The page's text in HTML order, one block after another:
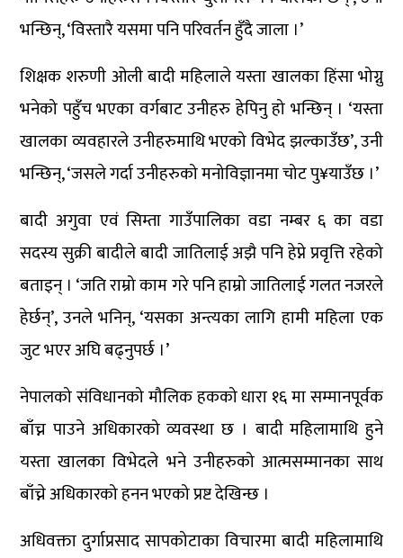
भन्छिन्, ‘विस्तारै यसमा पनि परिवर्तन हुँदै जाला ।’
शिक्षक शरुणी ओली बादी महिलाले यस्ता खालका हिंसा भोग्नु
भनेको पहुँच भएका वर्गबाट उनीहरु हेपिनु हो भन्छिन् । ‘यस्ता
खालका व्यवहारले उनीहरुमाथि भएको विभेद झल्काउँछ’, उनी
भन्छिन्, ‘जसले गर्दा उनीहरुको मनोविज्ञानमा चोट पु¥याउँछ ।’
बादी अगुवा एवं सिम्ता गाउँपालिका वडा नम्बर ६ का वडा
सदस्य सुक्री बादीले बादी जातिलाई अझै पनि हेप्ने प्रवृत्ति रहेको
बताइन् । ‘जति राम्रो काम गरे पनि हाम्रो जातिलाई गलत नजरले
हेर्छन्’, उनले भनिन्, ‘यसका अन्त्यका लागि हामी महिला एक
जुट भएर अघि बढ्नुपर्छ ।’
नेपालको संविधानको मौलिक हकको धारा १६ मा सम्मानपूर्वक
बाँच्न पाउने अधिकारको व्यवस्था छ । बादी महिलामाथि हुने
यस्ता खालका विभेदले भने उनीहरुको आत्मसम्मानका साथ
बाँच्ने अधिकारको हनन भएको प्रष्ट देखिन्छ ।
अधिवक्ता दुर्गाप्रसाद सापकोटाका विचारमा बादी महिलामाथि